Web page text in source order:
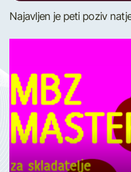
Najavljen je peti poziv